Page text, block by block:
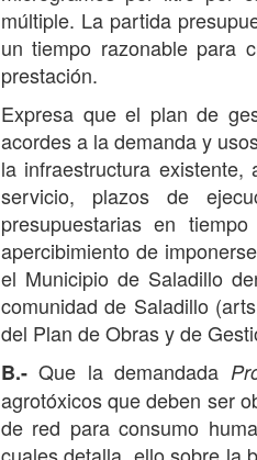
múltiple. La partida
un tiempo razonable para
prestación.
Expresa que el plan de
acordes a la demanda y
la infraestructura
servicio, plazos de
presupuestarias en
apercibimiento de
el Municipio de Saladillo
comunidad de Saladillo
del Plan de Obras y de
B.- Que la demandada
agrotóxicos que deben ser
de red para consumo